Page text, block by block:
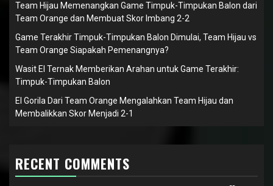
Team Hijau Memenangkan Game Timpuk-Timpukan Balon dari
Team Orange dan Membuat Skor Imbang 2-2
Game Terakhir Timpuk-Timpukan Balon Dimulai, Team Hijau vs
Team Orange Siapakah Pemenangnya?
Wasit El Ternak Memberikan Arahan untuk Game Terakhir:
Timpuk-Timpukan Balon
El Gorila Dari Team Orange Mengalahkan Team Hijau dan
Membalikkan Skor Menjadi 2-1
RECENT COMMENTS